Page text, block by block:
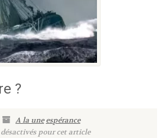
?
A la une espérance
pour cet article